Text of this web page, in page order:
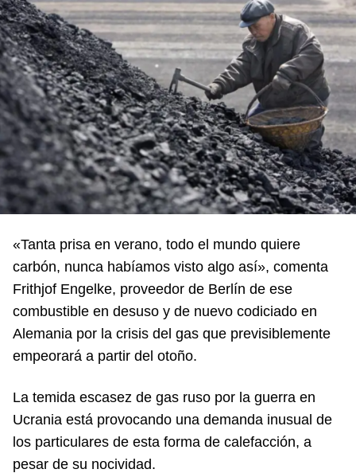
«Tanta prisa en verano, todo el mundo quiere
carbón, nunca habíamos visto algo así», comenta
Frithjof Engelke, proveedor de Berlín de ese
combustible en desuso y de nuevo codiciado en
Alemania por la crisis del gas que previsiblemente
empeorará a partir del otoño.
La temida escasez de gas ruso por la guerra en
Ucrania está provocando una demanda inusual de
los particulares de esta forma de calefacción, a
pesar de su nocividad.